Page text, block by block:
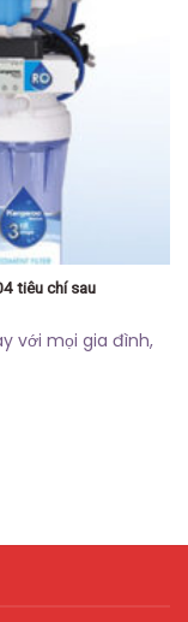
tiêu chí sau
với mọi gia đình,